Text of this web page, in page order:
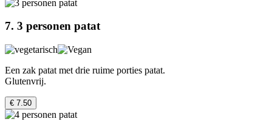
7. 3 personen patat
Een zak patat met drie ruime porties patat.
Glutenvrij.
€ 7.50